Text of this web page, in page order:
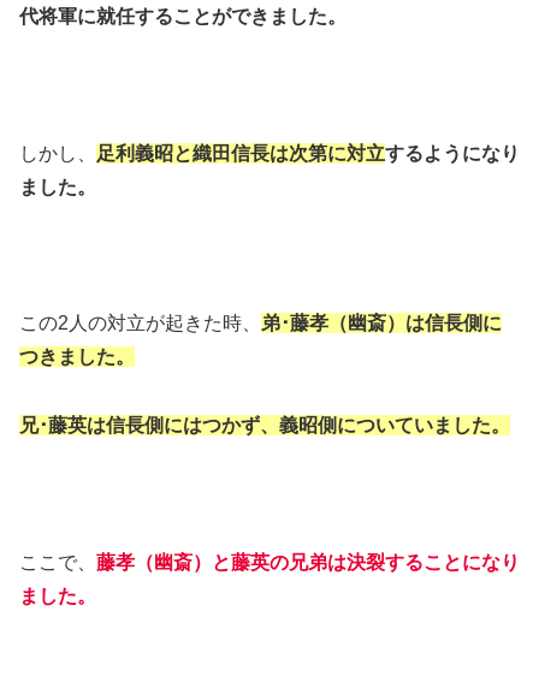
代将軍に就任することができました。
しかし、 足利義昭と織田信長は次第に対立するようになり
ました。
この2人の対立が起きた時、
弟･藤孝（幽斎）は信長側に
つきました。
兄･藤英は信長側にはつかず、義昭側についていました。
ここで、 藤孝（幽斎）と藤英の兄弟は決裂することになり
ました。